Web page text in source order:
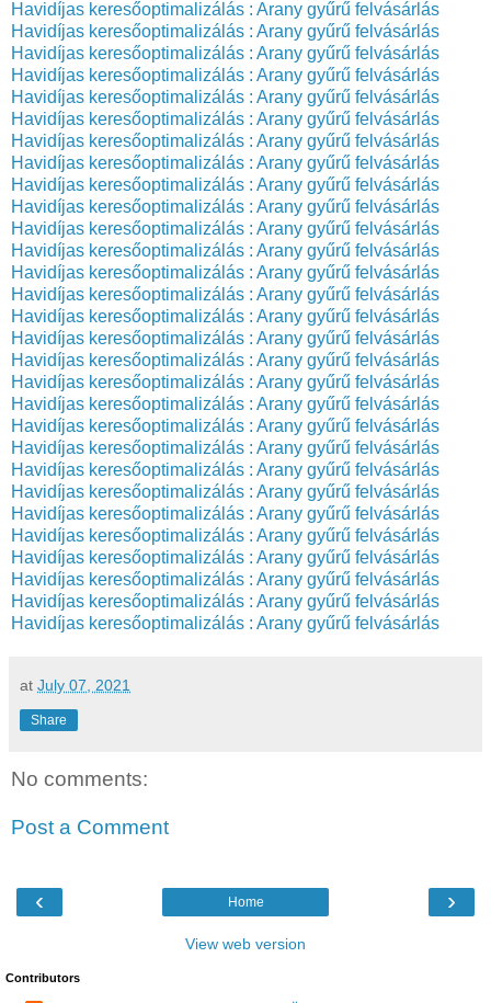
Havidíjas keresőoptimalizálás : Arany gyűrű felvásárlás
Havidíjas keresőoptimalizálás : Arany gyűrű felvásárlás
Havidíjas keresőoptimalizálás : Arany gyűrű felvásárlás
Havidíjas keresőoptimalizálás : Arany gyűrű felvásárlás
Havidíjas keresőoptimalizálás : Arany gyűrű felvásárlás
Havidíjas keresőoptimalizálás : Arany gyűrű felvásárlás
Havidíjas keresőoptimalizálás : Arany gyűrű felvásárlás
Havidíjas keresőoptimalizálás : Arany gyűrű felvásárlás
Havidíjas keresőoptimalizálás : Arany gyűrű felvásárlás
Havidíjas keresőoptimalizálás : Arany gyűrű felvásárlás
Havidíjas keresőoptimalizálás : Arany gyűrű felvásárlás
Havidíjas keresőoptimalizálás : Arany gyűrű felvásárlás
Havidíjas keresőoptimalizálás : Arany gyűrű felvásárlás
Havidíjas keresőoptimalizálás : Arany gyűrű felvásárlás
Havidíjas keresőoptimalizálás : Arany gyűrű felvásárlás
Havidíjas keresőoptimalizálás : Arany gyűrű felvásárlás
Havidíjas keresőoptimalizálás : Arany gyűrű felvásárlás
Havidíjas keresőoptimalizálás : Arany gyűrű felvásárlás
Havidíjas keresőoptimalizálás : Arany gyűrű felvásárlás
Havidíjas keresőoptimalizálás : Arany gyűrű felvásárlás
Havidíjas keresőoptimalizálás : Arany gyűrű felvásárlás
Havidíjas keresőoptimalizálás : Arany gyűrű felvásárlás
Havidíjas keresőoptimalizálás : Arany gyűrű felvásárlás
Havidíjas keresőoptimalizálás : Arany gyűrű felvásárlás
Havidíjas keresőoptimalizálás : Arany gyűrű felvásárlás
Havidíjas keresőoptimalizálás : Arany gyűrű felvásárlás
Havidíjas keresőoptimalizálás : Arany gyűrű felvásárlás
Havidíjas keresőoptimalizálás : Arany gyűrű felvásárlás
Havidíjas keresőoptimalizálás : Arany gyűrű felvásárlás
at July 07, 2021
Share
No comments:
Post a Comment
‹ ›
Home
View web version
Contributors